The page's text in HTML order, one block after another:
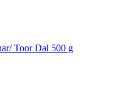
Toor Dal 500 g